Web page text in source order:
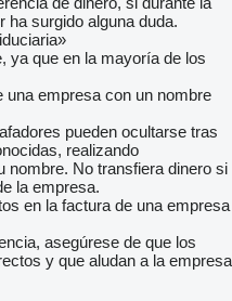
ha surgido alguna duda.
ya que en la mayoría de los
una empresa con un nombre
pueden ocultarse tras
realizando
nombre. No transfiera dinero si
la empresa.
en la factura de una empresa
asegúrese de que los
y que aludan a la empresa